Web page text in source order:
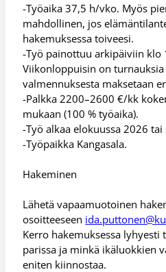
-Työaika 37,5 h/vko. Myös
mahdollinen, jos
hakemuksessa toiveesi.
-Työ painottuu arkipäiviin klo
Viikonloppuisin on
valmennuksesta maksetaan
-Palkka 2200–2600 €/kk
mukaan (100 % työaika).
-Työ alkaa elokuussa 2026
-Työpaikka Kangasala.
Hakeminen
Lähetä vapaamuotoinen
osoitteeseen
Kerro hakemuksessa lyhyesti
parissa ja minkä ikäluokkien
eniten kiinnostaa.